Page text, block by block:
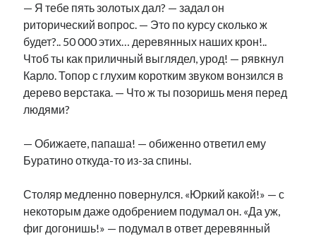
— Я тебе пять золотых дал? — задал он
риторический вопрос. — Это по курсу сколько ж
будет?.. 50 000 этих… деревянных наших крон!..
Чтоб ты как приличный выглядел, урод! — рявкнул
Карло. Топор с глухим коротким звуком вонзился в
дерево верстака. — Что ж ты позоришь меня перед
людями?
— Обижаете, папаша! — обиженно ответил ему
Буратино откуда-то из-за спины.
Столяр медленно повернулся. «Юркий какой!» — с
некоторым даже одобрением подумал он. «Да уж,
фиг догонишь!» — подумал в ответ деревянный